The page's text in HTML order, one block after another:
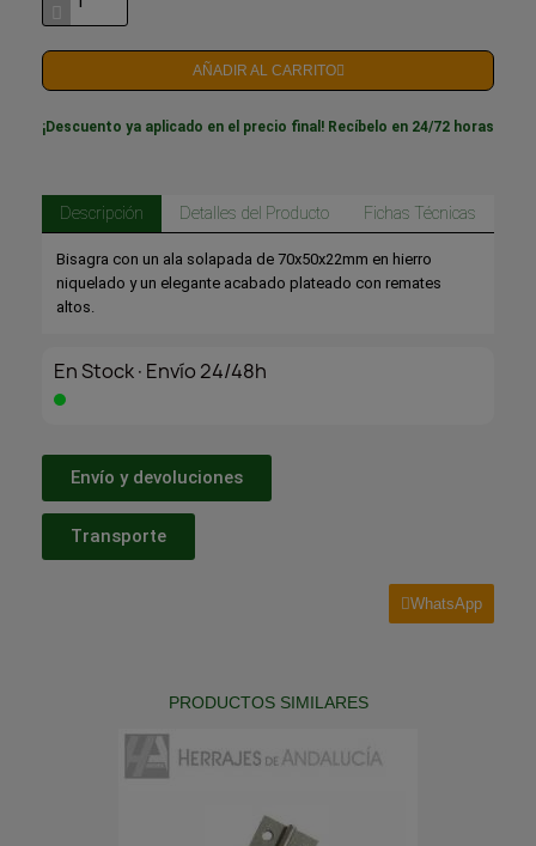
AÑADIR AL CARRITO
¡Descuento ya aplicado en el precio final! Recíbelo en 24/72 horas
Descripción Detalles del Producto Fichas Técnicas
Bisagra con un ala solapada de 70x50x22mm en hierro
niquelado y un elegante acabado plateado con remates
altos.
En Stock·Envío 24/48h
Envío y devoluciones
Transporte
WhatsApp
PRODUCTOS SIMILARES